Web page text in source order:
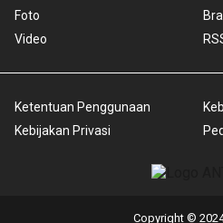
Foto
Video
Ketentuan Penggunaan
Kebijakan Privasi
Copyright ©